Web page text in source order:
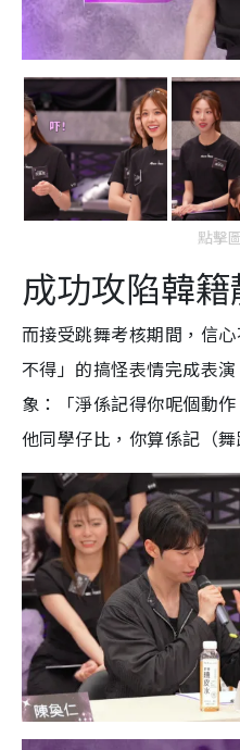
點擊
成功攻陷韓
而接受跳舞考核期間，信
不得」的搞怪表情完成表
象：「淨係記得你呢個動
他同學仔比，你算係記（舞